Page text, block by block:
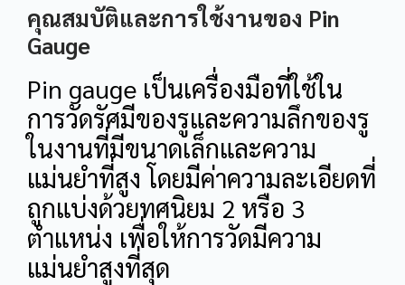
คุณสมบัติและการใช้งานของ Pin
Gauge
Pin gauge เป็นเครื่องมือที่ใช้ใน
การวัดรัศมีของรูและความลึกของรู
ในงานที่มีขนาดเล็กและความ
แม่นยำที่สูง โดยมีค่าความละเอียดที่
ถูกแบ่งด้วยทศนิยม 2 หรือ 3
ตำแหน่ง เพื่อให้การวัดมีความ
แม่นยำสูงที่สุด